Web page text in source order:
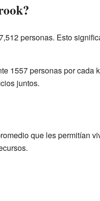
personas. Esto
1557 personas por cada
juntos.
que les permitían